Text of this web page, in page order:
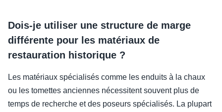
Dois-je utiliser une structure de marge
différente pour les matériaux de
restauration historique ?
Les matériaux spécialisés comme les enduits à la chaux
ou les tomettes anciennes nécessitent souvent plus de
temps de recherche et des poseurs spécialisés. La plupart